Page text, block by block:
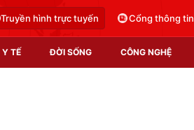
Truyền hình trực tuyến Cổng thông tin
Y TẾ ĐỜI SỐNG CÔNG NGHỆ